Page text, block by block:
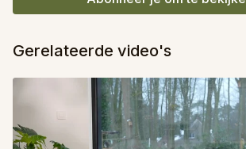
Gerelateerde video's